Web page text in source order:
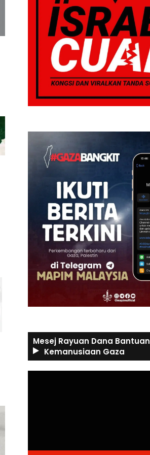
Mesej Rayuan Dana Bantuan
Kemanusiaan Gaza